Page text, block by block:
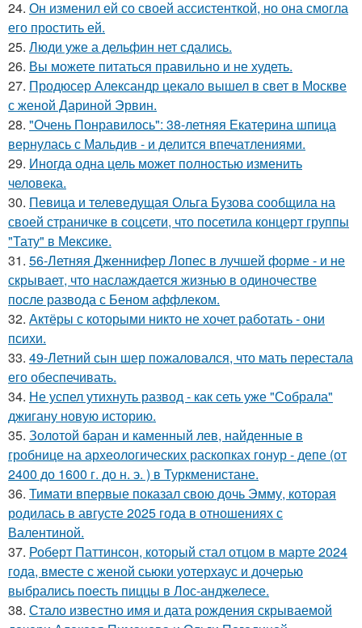
24. Он изменил ей со своей ассистенткой, но она смогла
его простить ей.
25. Люди уже а дельфин нет сдались.
26. Вы можете питаться правильно и не худеть.
27. Продюсер Александр цекало вышел в свет в Москве
с женой Дариной Эрвин.
28. "Очень Понравилось": 38-летняя Екатерина шпица
вернулась с Мальдив - и делится впечатлениями.
29. Иногда одна цель может полностью изменить
человека.
30. Певица и телеведущая Ольга Бузова сообщила на
своей страничке в соцсети, что посетила концерт группы
"Тату" в Мексике.
31. 56-Летняя Дженнифер Лопес в лучшей форме - и не
скрывает, что наслаждается жизнью в одиночестве
после развода с Беном аффлеком.
32. Актёры с которыми никто не хочет работать - они
психи.
33. 49-Летний сын шер пожаловался, что мать перестала
его обеспечивать.
34. Не успел утихнуть развод - как сеть уже "Собрала"
джигану новую историю.
35. Золотой баран и каменный лев, найденные в
гробнице на археологических раскопках гонур - депе (от
2400 до 1600 г. до н. э. ) в Туркменистане.
36. Тимати впервые показал свою дочь Эмму, которая
родилась в августе 2025 года в отношениях с
Валентиной.
37. Роберт Паттинсон, который стал отцом в марте 2024
года, вместе с женой сьюки уотерхаус и дочерью
выбрались поесть пиццы в Лос-анджелесе.
38. Стало известно имя и дата рождения скрываемой